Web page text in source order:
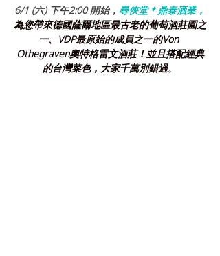
6/1 (六) 下午2:00 開始， 尋俠堂＊鼎泰酒業，
為您帶來德國薩爾地區最古老的葡萄酒莊園之
一、VDP最原始的成員之一的Von
Othegraven奧特格雷文酒莊！並且搭配經典
的台灣菜色，大家千萬別錯過。